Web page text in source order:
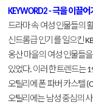
KEYWORD2 -극을이끌어
드라마속여성인물들의
신드롬급인기를일으킨
옹산마을의여성인물들을
있었다. 이러한트렌드는
오틸리에폰파버카스텔
오틸리에는남성중심의